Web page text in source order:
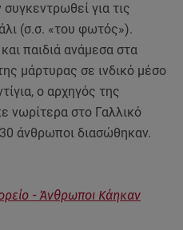
συγκεντρωθεί για τις
(σ.σ. «του φωτός»).
παιδιά ανάμεσα στα
μάρτυρας σε ινδικό μέσο
ο αρχηγός της
νωρίτερα στο Γαλλικό
άνθρωποι διασώθηκαν.
- Άνθρωποι Κάηκαν